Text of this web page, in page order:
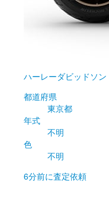
ハーレーダビッドソン
都道府県
東京都
年式
不明
色
不明
6分前に査定依頼